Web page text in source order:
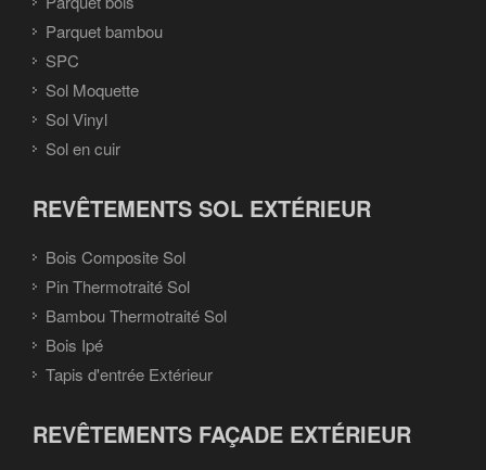
Parquet bambou
SPC
Sol Moquette
Sol Vinyl
Sol en cuir
REVÊTEMENTS SOL EXTÉRIEUR
Bois Composite Sol
Pin Thermotraité Sol
Bambou Thermotraité Sol
Bois Ipé
Tapis d'entrée Extérieur
REVÊTEMENTS FAÇADE EXTÉRIEUR